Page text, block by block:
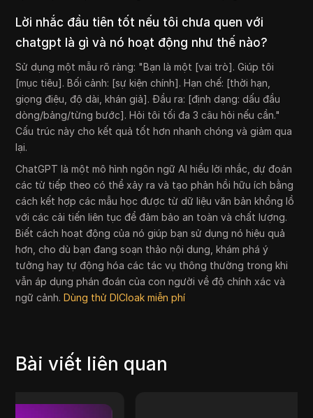
Lời nhắc đầu tiên tốt nếu tôi chưa quen với
chatgpt là gì và nó hoạt động như thế nào?
Sử dụng một mẫu rõ ràng: "Bạn là một [vai trò]. Giúp tôi
[mục tiêu]. Bối cảnh: [sự kiện chính]. Hạn chế: [thời hạn,
giọng điệu, độ dài, khán giả]. Đầu ra: [định dạng: dấu đầu
dòng/bảng/từng bước]. Hỏi tôi tối đa 3 câu hỏi nếu cần."
Cấu trúc này cho kết quả tốt hơn nhanh chóng và giảm qua
lại.
ChatGPT là một mô hình ngôn ngữ AI hiểu lời nhắc, dự đoán
các từ tiếp theo có thể xảy ra và tạo phản hồi hữu ích bằng
cách kết hợp các mẫu học được từ dữ liệu văn bản khổng lồ
với các cải tiến liên tục để đảm bảo an toàn và chất lượng.
Biết cách hoạt động của nó giúp bạn sử dụng nó hiệu quả
hơn, cho dù bạn đang soạn thảo nội dung, khám phá ý
tưởng hay tự động hóa các tác vụ thông thường trong khi
vẫn áp dụng phán đoán của con người về độ chính xác và
ngữ cảnh.Dùng thử DICloak miễn phí
Bài viết liên quan